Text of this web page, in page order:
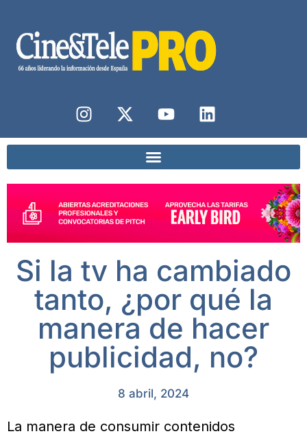
Si la tv ha cambiado
tanto, ¿por qué la
manera de hacer
publicidad, no?
8 abril, 2024
La manera de consumir contenidos